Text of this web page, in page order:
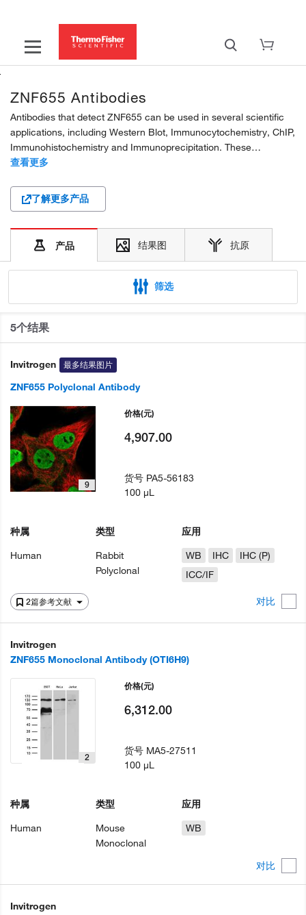
ZNF655 Antibodies
Antibodies that detect ZNF655 can be used in several scientific
applications, including Western Blot, Immunocytochemistry, ChIP,
Immunohistochemistry and Immunoprecipitation. These
antibodies target ZNF655 in Human samples. Our ZNF655
查看更多
了解更多产品
产品 结果图 抗原
筛选
5个结果
Invitrogen 最多结果图片
ZNF655 Polyclonal Antibody
2篇参考文献 对比
9
种属
Human
类型
Rabbit
Polyclonal
应用
WB
IHC
IHC (P)
ICC/IF
价格(元)
4,907.00
货号 PA5-56183
100 µL
Invitrogen
ZNF655 Monoclonal Antibody (OTI6H9)
对比
2
种属
Human
类型
Mouse
Monoclonal
应用
WB
价格(元)
6,312.00
货号 MA5-27511
100 µL
Invitrogen